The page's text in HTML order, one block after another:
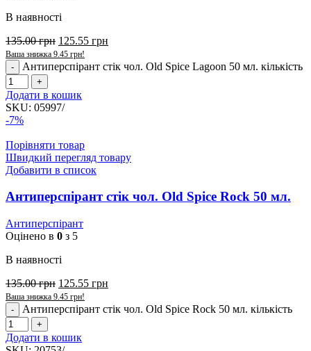
В наявності
135.00грн 125.55 грн
Ваша знижка 9.45 грн!
Антиперспірант стік чол. Old Spice Lagoon 50 мл. кількість
Додати в кошик
SKU: 05997/
-7%
Порівняти товар
Швидкий перегляд товару
Добавити в список
Антиперспірант стік чол. Old Spice Rock 50 мл.
Антиперспірант
Оцінено в 0 з 5
В наявності
135.00грн 125.55 грн
Ваша знижка 9.45 грн!
Антиперспірант стік чол. Old Spice Rock 50 мл. кількість
Додати в кошик